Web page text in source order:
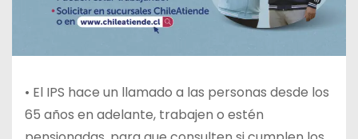
• El IPS hace un llamado a las personas desde los
65 años en adelante, trabajen o estén